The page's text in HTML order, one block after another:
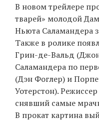
EN
UAВ новом трейлере
тварей» молодой
Ньюта Саламандера
Также в ролике
Грин-де-Вальд
Саламандера по
(Дэн Фоглер) и
Уотерстон).
снявший самые
В прокат картина